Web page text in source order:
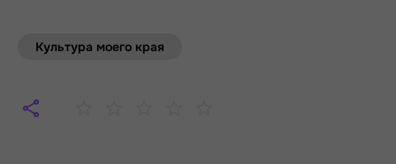
Культура моего края